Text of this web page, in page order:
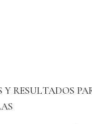
Y RESULTADOS